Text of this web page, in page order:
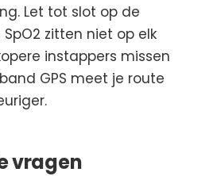
Let tot slot op de
SpO2 zitten niet op elk
instappers missen
GPS meet je route
vragen